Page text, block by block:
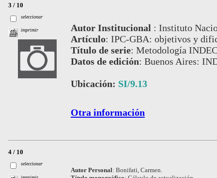
3 / 10
seleccionar
imprimir Autor Institucional : Instituto
Artículo: IPC-GBA: objetivos y
Título de serie: Metodología
Datos de edición: Buenos Aires:
Ubicación: SI/9.13
Otra información
4 / 10
seleccionar
Autor Personal: Bonifati, Carmen.